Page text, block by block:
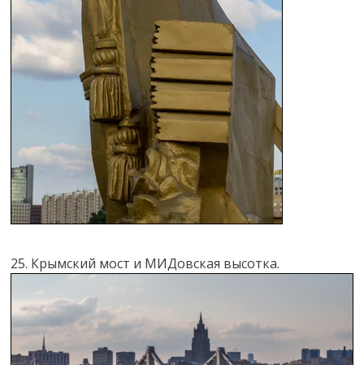
25. Крымский мост и МИДовская высотка.